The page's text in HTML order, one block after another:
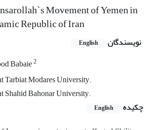
Movement of Yemen in
Republic of Iran
نویسندگان English
Babaie2
Tarbiat Modares University.
Shahid Bahonar University.
چکیده
English